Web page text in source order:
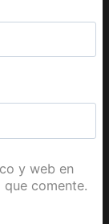
y web en
comente.